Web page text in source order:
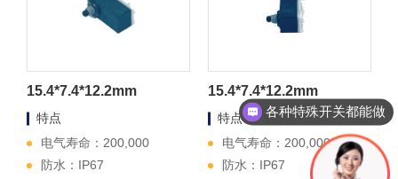
15.4*7.4*12.2mm
特点
电气寿命：200,000
防水：IP67
15.4*7.4*12.2mm
特点
电气寿命：200,000
防水：IP67
各种特殊开关都能做